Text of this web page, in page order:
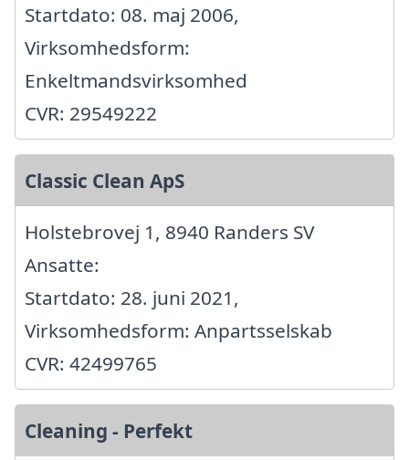
Startdato: 08. maj 2006,
Virksomhedsform:
Enkeltmandsvirksomhed
CVR: 29549222
Classic Clean ApS
Holstebrovej 1, 8940 Randers SV
Ansatte:
Startdato: 28. juni 2021,
Virksomhedsform: Anpartsselskab
CVR: 42499765
Cleaning - Perfekt